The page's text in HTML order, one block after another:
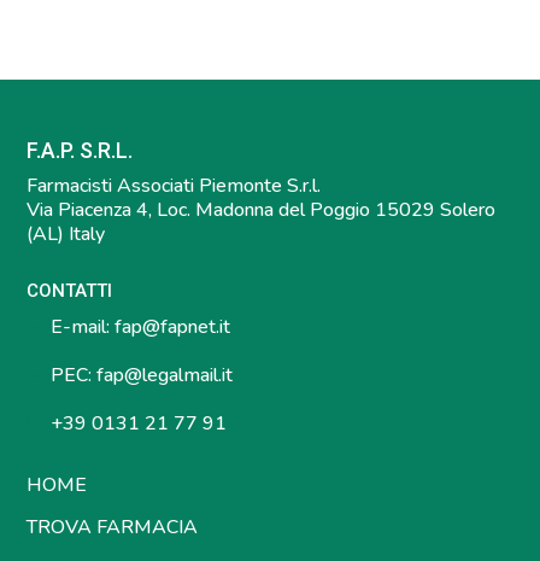
F.A.P. S.R.L.
Farmacisti Associati Piemonte S.r.l.
Via Piacenza 4, Loc. Madonna del Poggio 15029 Solero
(AL) Italy
CONTATTI
E-mail: fap@fapnet.it
PEC: fap@legalmail.it
+39 0131 21 77 91
HOME
TROVA FARMACIA